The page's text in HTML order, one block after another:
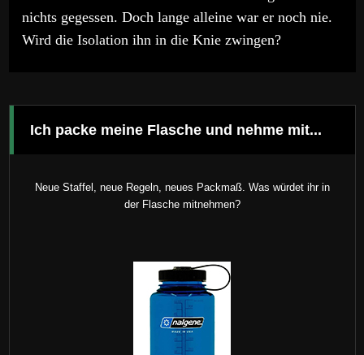
nichts gegessen. Doch lange alleine war er noch nie.
Wird die Isolation ihn in die Knie zwingen?
Ich packe meine Flasche und nehme mit...
Neue Staffel, neue Regeln, neues Packmaß. Was würdet ihr in
der Flasche mitnehmen?